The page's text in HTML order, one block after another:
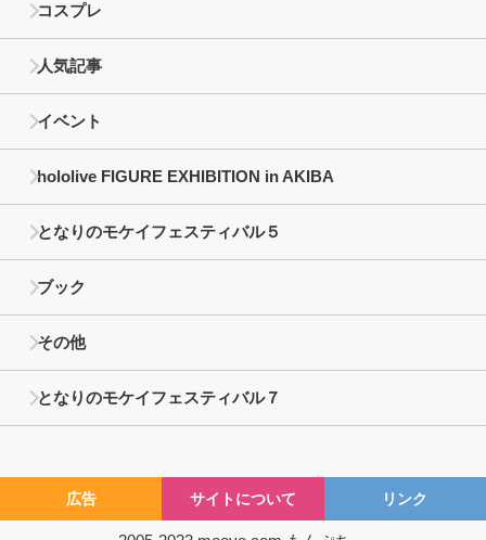
コスプレ
人気記事
イベント
hololive FIGURE EXHIBITION in AKIBA
となりのモケイフェスティバル５
ブック
その他
となりのモケイフェスティバル７
広告 サイトについて リンク